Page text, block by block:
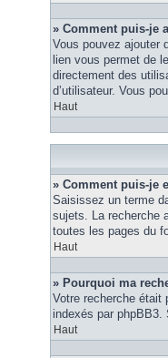
» Comment puis-je
Vous pouvez ajouter
lien vous permet de
directement des
d’utilisateur. Vous
Haut
» Comment puis-je
Saisissez un terme
sujets. La recherche
toutes les pages du
Haut
» Pourquoi ma
Votre recherche était
indexés par
Haut